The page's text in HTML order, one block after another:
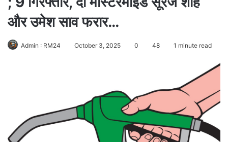
और उमेश साव फरार…
Admin : RM24 October 3, 2025 0 48 1 minute read